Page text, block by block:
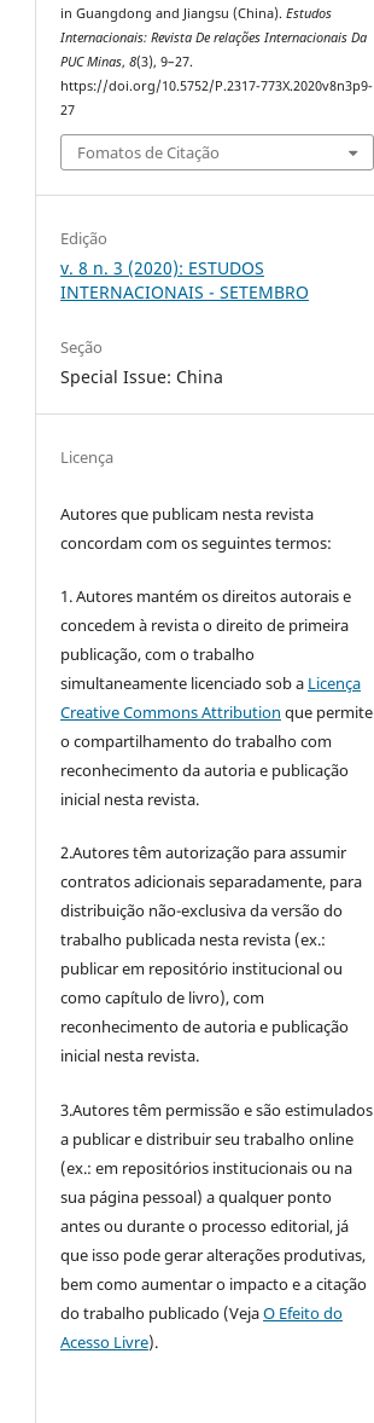
in Guangdong and Jiangsu (China).Estudos
Internacionais: Revista De relações Internacionais Da
PUC Minas,8(3), 9–27.
https://doi.org/10.5752/P.2317-773X.2020v8n3p9-
27
Fomatos de Citação
Edição
v. 8 n. 3 (2020): ESTUDOS
INTERNACIONAIS - SETEMBRO
Seção
Special Issue: China
Licença
Autores que publicam nesta revista
concordam com os seguintes termos:
1. Autores mantém os direitos autorais e
concedem à revista o direito de primeira
publicação, com o trabalho
simultaneamente licenciado sob a Licença
Creative Commons Attribution que permite
o compartilhamento do trabalho com
reconhecimento da autoria e publicação
inicial nesta revista.
2.Autores têm autorização para assumir
contratos adicionais separadamente, para
distribuição não-exclusiva da versão do
trabalho publicada nesta revista (ex.:
publicar em repositório institucional ou
como capítulo de livro), com
reconhecimento de autoria e publicação
inicial nesta revista.
3.Autores têm permissão e são estimulados
a publicar e distribuir seu trabalho online
(ex.: em repositórios institucionais ou na
sua página pessoal) a qualquer ponto
antes ou durante o processo editorial, já
que isso pode gerar alterações produtivas,
bem como aumentar o impacto e a citação
do trabalho publicado (VejaO Efeito do
Acesso Livre).